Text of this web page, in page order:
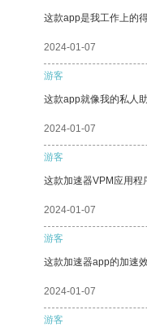
这款app是我工作上的
2024-01-07
游客
这款app就像我的私人
2024-01-07
游客
这款加速器VPM应用程
2024-01-07
游客
这款加速器app的加速
2024-01-07
游客